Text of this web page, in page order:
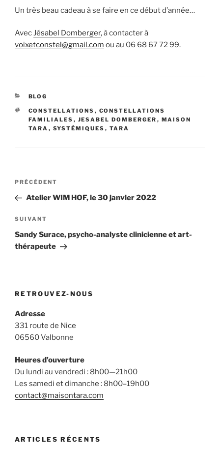
Un très beau cadeau à se faire en ce début d’année…
AvecJésabel Domberger, à contacter à
voixetconstel@gmail.com ou au 06 68 67 72 99.
CATÉGORIES
BLOG
ÉTIQUETTES
CONSTELLATIONS , CONSTELLATIONS
FAMILIALES , JESABEL DOMBERGER , MAISON
TARA , SYSTÉMIQUES , TARA
Navigation
l’article
Article
précédent
PRÉCÉDENT
Atelier WIM HOF, le 30 janvier 2022
Article
suivant
SUIVANT
Sandy Surace, psycho-analyste clinicienne et art-
thérapeute
RETROUVEZ-NOUS
Adresse
331 route de Nice
06560 Valbonne
Heures d’ouverture
Du lundi au vendredi : 8h00—21h00
Les samedi et dimanche : 8h00–19h00
contact@maisontara.com
ARTICLES RÉCENTS